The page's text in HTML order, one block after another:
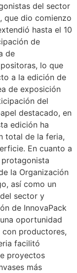
del sector
que dio comienzo
hasta el 10
de
de
lo que
a la edición de
de exposición
del
destacado, en
edición ha
total de la feria,
En cuanto a
la Organización
así como un
sector y
de InnovaPack
oportunidad
productores,
facilitó
proyectos
más